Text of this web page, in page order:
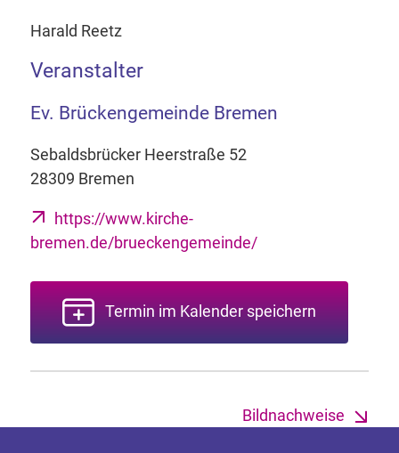
Harald Reetz
Veranstalter
Ev. Brückengemeinde Bremen
Sebaldsbrücker Heerstraße 52
28309 Bremen
https://www.kirche-
bremen.de/brueckengemeinde/
Termin im Kalender speichern
Bildnachweise